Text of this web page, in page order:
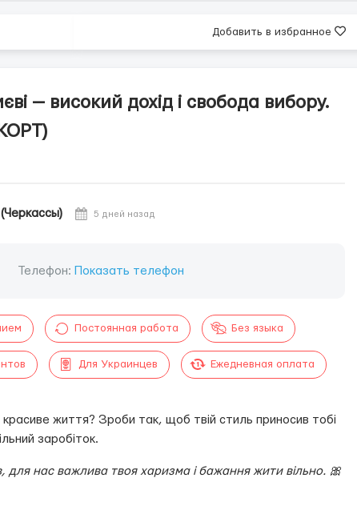
Добавить в избранное
— високий дохід і свобода вибору.
5 дней назад
Телефон: Показать телефон
Постоянная работа Без языка
Для Украинцев Ежедневная оплата
красиве життя? Зроби так, щоб твій стиль приносив тобі
заробіток.
для нас важлива твоя харизма і бажання жити вільно. 🎀